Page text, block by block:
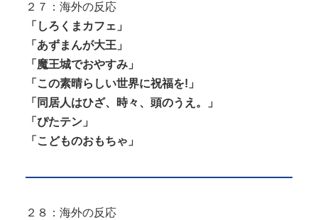
２７：海外の反応
「しろくまカフェ」
「あずまんが大王」
「魔王城でおやすみ」
「この素晴らしい世界に祝福を!」
「同居人はひざ、時々、頭のうえ。」
「ぴたテン」
「こどものおもちゃ」
２８：海外の反応